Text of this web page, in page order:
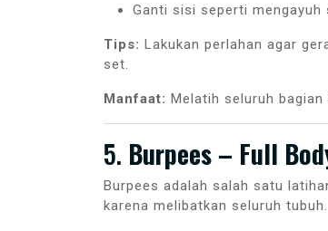
Ganti sisi seperti mengayuh
Tips: Lakukan perlahan agar
set.
Manfaat: Melatih seluruh
5. Burpees – Full
Burpees adalah salah satu
karena melibatkan seluruh tubuh.